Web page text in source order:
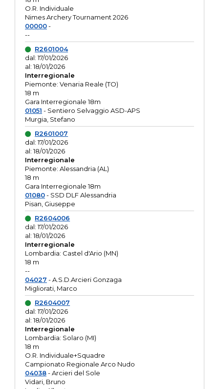
O.R. Individuale
Nimes Archery Tournament 2026
00000-
--
R2601004
dal: 17/01/2026
al: 18/01/2026
Interregionale
Piemonte: Venaria Reale (TO)
18 m
Gara Interregionale 18m
01051 - Sentiero Selvaggio ASD-APS
Murgia, Stefano
R2601007
dal: 17/01/2026
al: 18/01/2026
Interregionale
Piemonte: Alessandria (AL)
18 m
Gara Interregionale 18m
01080- SSD DLF Alessandria
Pisan, Giuseppe
R2604006
dal: 17/01/2026
al: 18/01/2026
Interregionale
Lombardia: Castel d'Ario (MN)
18 m
--
04027 - A.S.D.Arcieri Gonzaga
Migliorati, Marco
R2604007
dal: 17/01/2026
al: 18/01/2026
Interregionale
Lombardia: Solaro (MI)
18 m
O.R. Individuale+Squadre
Campionato Regionale Arco Nudo
04038- Arcieri del Sole
Vidari, Bruno